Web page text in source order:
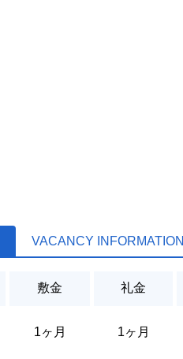
VACANCY INFORMATION
敷金 礼金
1ヶ月 1ヶ月